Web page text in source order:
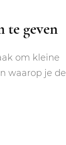
te geven
om kleine
waarop je de